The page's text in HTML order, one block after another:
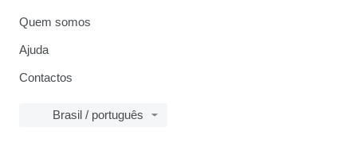
Quem somos
Ajuda
Contactos
Brasil / português